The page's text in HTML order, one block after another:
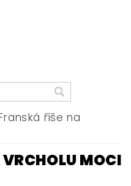
říše na
MOCI